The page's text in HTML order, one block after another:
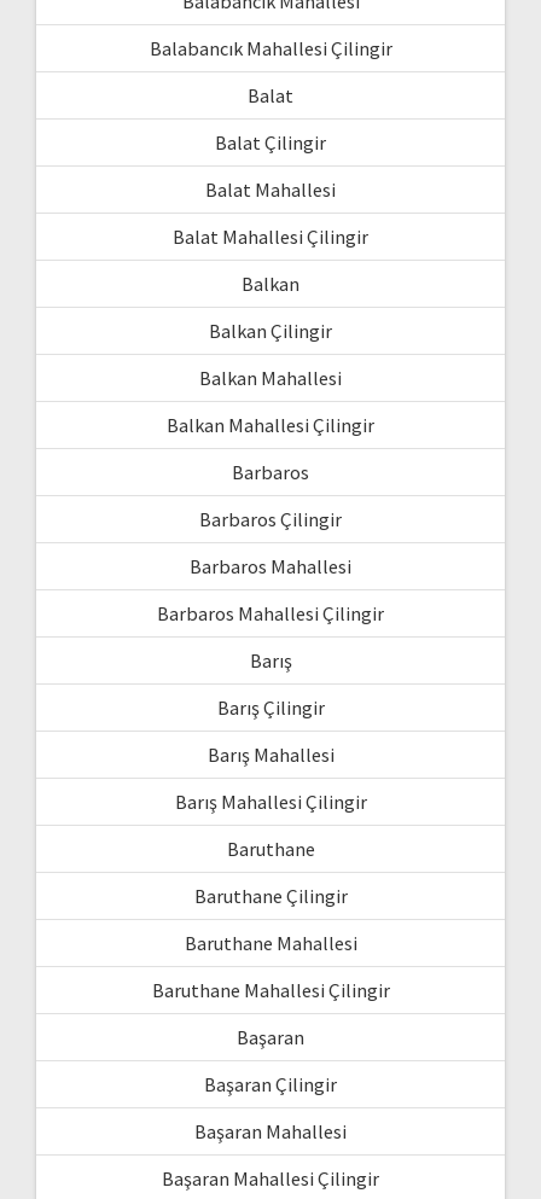
Balabancık Mahallesi Çilingir
Balat
Balat Çilingir
Balat Mahallesi
Balat Mahallesi Çilingir
Balkan
Balkan Çilingir
Balkan Mahallesi
Balkan Mahallesi Çilingir
Barbaros
Barbaros Çilingir
Barbaros Mahallesi
Barbaros Mahallesi Çilingir
Barış
Barış Çilingir
Barış Mahallesi
Barış Mahallesi Çilingir
Baruthane
Baruthane Çilingir
Baruthane Mahallesi
Baruthane Mahallesi Çilingir
Başaran
Başaran Çilingir
Başaran Mahallesi
Başaran Mahallesi Çilingir